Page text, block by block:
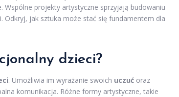
projekty artystyczne sprzyjają budowaniu
Odkryj, jak sztuka może stać się fundamentem dla
dzieci?
. Umożliwia im wyrażanie swoich uczuć oraz
komunikacja. Różne formy artystyczne, takie